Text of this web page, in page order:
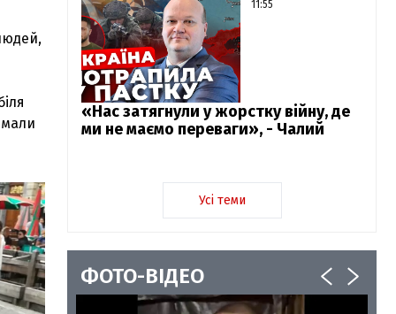
11:55
«Нас затягнули у жорстку війну, де
ми не маємо переваги», - Чалий
Усі теми
ФОТО-ВІДЕО